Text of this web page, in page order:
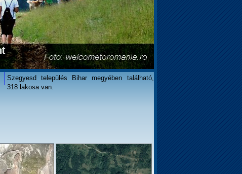
Szegyesd település Bihar megyében található,
318 lakosa van.